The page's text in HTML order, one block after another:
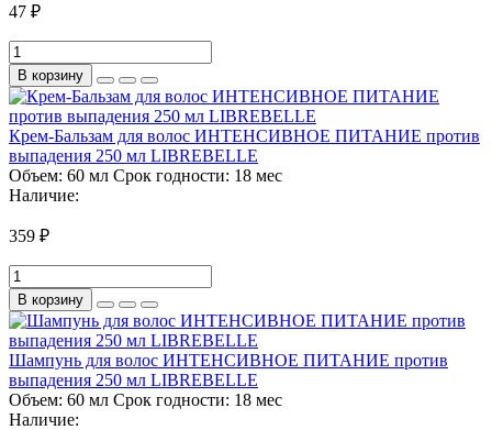
47 ₽
В корзину
Крем-Бальзам для волос ИНТЕНСИВНОЕ ПИТАНИЕ против
выпадения 250 мл LIBREBELLE
Объем: 60 мл Срок годности: 18 мес
Наличие:
359 ₽
В корзину
Шампунь для волос ИНТЕНСИВНОЕ ПИТАНИЕ против
выпадения 250 мл LIBREBELLE
Объем: 60 мл Срок годности: 18 мес
Наличие: